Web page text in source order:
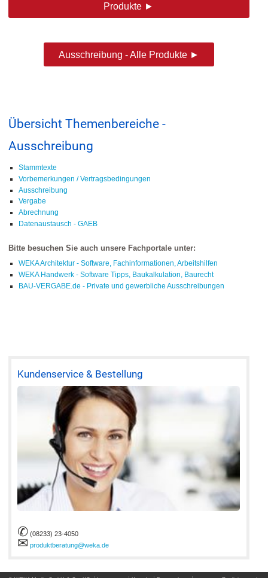
Produkte ►
Ausschreibung - Alle Produkte ►
Übersicht Themenbereiche -
Ausschreibung
Stammtexte
Vorbemerkungen / Vertragsbedingungen
Ausschreibung
Vergabe
Abrechnung
Datenaustausch - GAEB
Bitte besuchen Sie auch unsere Fachportale unter:
WEKA Architektur - Software, Fachinformationen, Arbeitshilfen
WEKA Handwerk - Software Tipps, Baukalkulation, Baurecht
BAU-VERGABE.de - Private und gewerbliche Ausschreibungen
Kundenservice & Bestellung
✆ (08233) 23-4050
✉ produktberatung@weka.de